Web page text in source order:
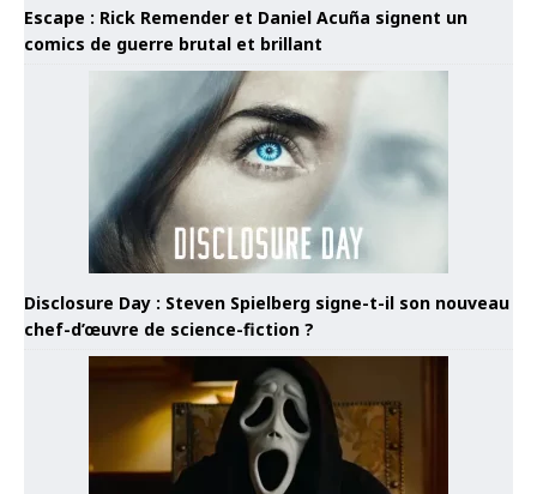
Escape : Rick Remender et Daniel Acuña signent un
comics de guerre brutal et brillant
Disclosure Day : Steven Spielberg signe-t-il son nouveau
chef-d’œuvre de science-fiction ?